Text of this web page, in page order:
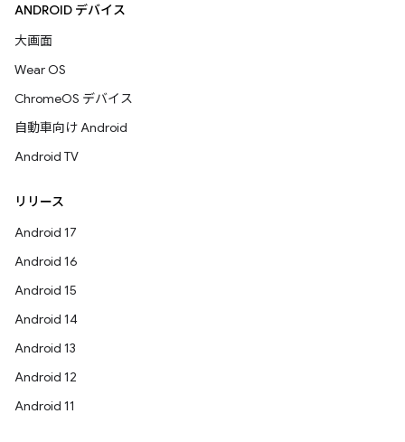
ANDROID デバイス
大画面
Wear OS
ChromeOS デバイス
自動車向け Android
Android TV
リリース
Android 17
Android 16
Android 15
Android 14
Android 13
Android 12
Android 11